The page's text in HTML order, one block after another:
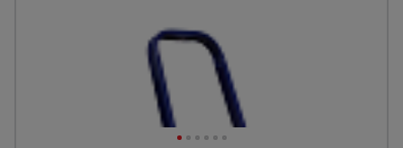
Грузоподъемное
оборудование
Мусоропровод
строительный